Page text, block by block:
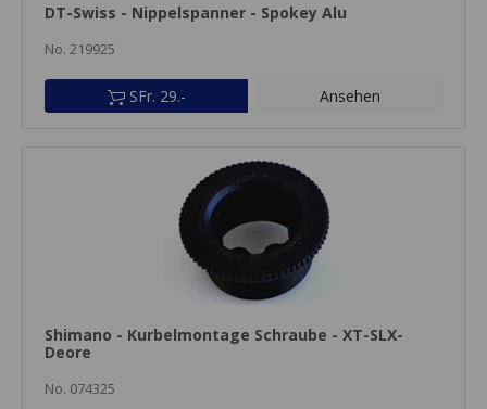
DT-Swiss - Nippelspanner - Spokey Alu
No. 219925
SFr. 29.- Ansehen
Shimano - Kurbelmontage Schraube - XT-SLX-
Deore
No. 074325